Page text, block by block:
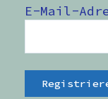
E-Mail-